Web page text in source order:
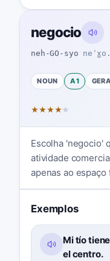
negocio
neh-GO-syo
NOUN A1
★★★★★
Escolha 'negocio'
atividade
apenas ao espaço
Exemplos
Mi tío
el centro.